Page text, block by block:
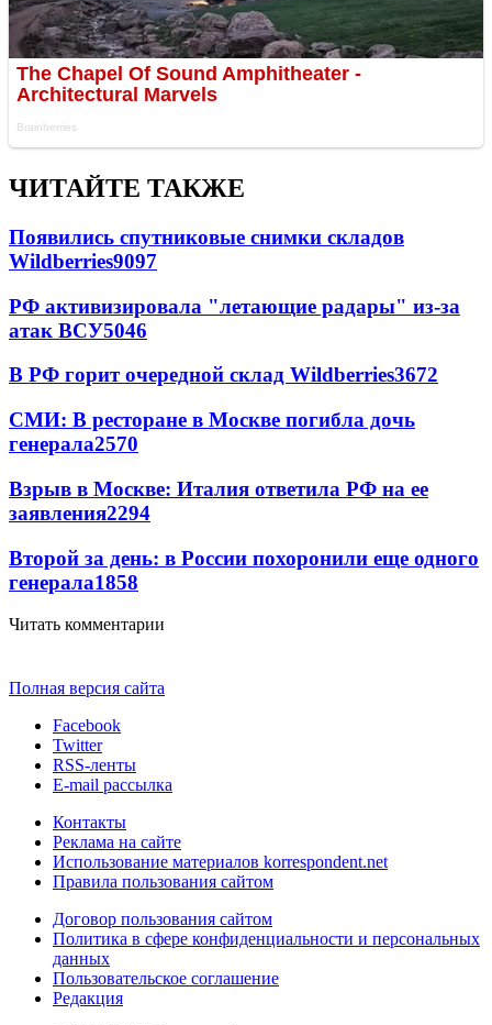
ЧИТАЙТЕ ТАКЖЕ
Появились спутниковые снимки складов
Wildberries9097
РФ активизировала "летающие радары" из-за
атак ВСУ5046
В РФ горит очередной склад Wildberries3672
СМИ: В ресторане в Москве погибла дочь
генерала2570
Взрыв в Москве: Италия ответила РФ на ее
заявления2294
Второй за день: в России похоронили еще одного
генерала1858
Читать комментарии
Полная версия сайта
Facebook
Twitter
RSS-ленты
E-mail рассылка
Контакты
Реклама на сайте
Использование материалов korrespondent.net
Правила пользования сайтом
Договор пользования сайтом
Политика в сфере конфиденциальности и персональных
данных
Пользовательское соглашение
Редакция